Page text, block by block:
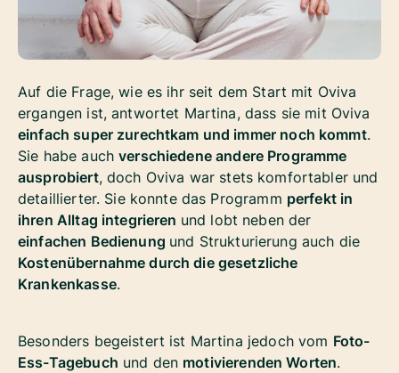
Auf die Frage, wie es ihr seit dem Start mit Oviva
ergangen ist, antwortet Martina, dass sie mit Oviva
einfach super zurechtkam und immer noch kommt.
Sie habe auchverschiedene andere Programme
ausprobiert, doch Oviva war stets komfortabler und
detaillierter. Sie konnte das Programm perfekt in
ihren Alltag integrieren und lobt neben der
einfachen Bedienung und Strukturierung auch die
Kostenübernahme durch die gesetzliche
Krankenkasse.
Besonders begeistert ist Martina jedoch vom Foto-
Ess-Tagebuch und den motivierenden Worten.